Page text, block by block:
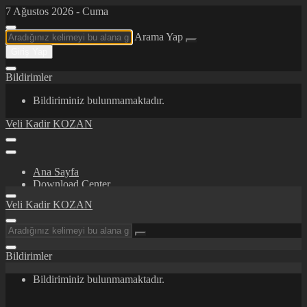
7 Ağustos 2026 - Cuma
Arama Yap
Bildirimler
Bildiriminiz bulunmamaktadır.
Veli Kadir KOZAN
Ana Sayfa
Download Center
İletişim
Veli Kadir KOZAN
Bildirimler
Bildiriminiz bulunmamaktadır.